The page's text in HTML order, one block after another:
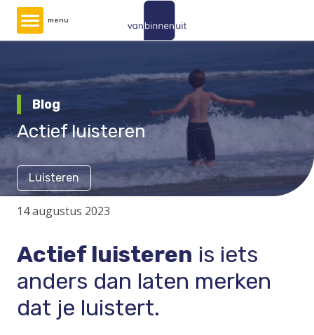
Overslaan
inhoud
menu
Blog
Actief luisteren
Luisteren
14 augustus 2023
Actief luisteren is iets
anders dan laten merken
dat je luistert.